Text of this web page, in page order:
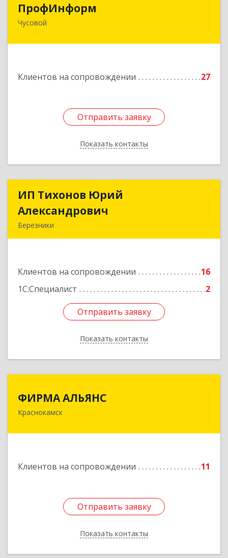
ПрофИнформ
Чусовой
Клиентов на сопровождении 27
Отправить заявку
Показать контакты
618204, Пермский край, г.о. Чусовской, Чусовой
Отправить заявку
Назад
ИП Тихонов Юрий
Александрович
Березники
Клиентов на сопровождении
16
1С:Специалист
2
Отправить заявку
Показать контакты
ИП Тихонов Юрий
Подробнее
Отправить заявку
Назад
ФИРМА АЛЬЯНС
Краснокамск
Клиентов на сопровождении 11
Отправить заявку
Показать контакты
Отправить заявку
Назад